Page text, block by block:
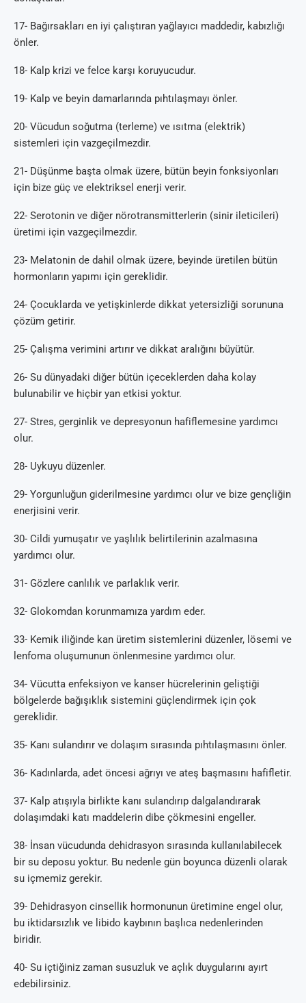
17- Bağırsakları en iyi çalıştıran yağlayıcı maddedir, kabızlığı
önler.
18- Kalp krizi ve felce karşı koruyucudur.
19- Kalp ve beyin damarlarında pıhtılaşmayı önler.
20- Vücudun soğutma (terleme) ve ısıtma (elektrik)
sistemleri için vazgeçilmezdir.
21- Düşünme başta olmak üzere, bütün beyin fonksiyonları
için bize güç ve elektriksel enerji verir.
22- Serotonin ve diğer nörotransmitterlerin (sinir ileticileri)
üretimi için vazgeçilmezdir.
23- Melatonin de dahil olmak üzere, beyinde üretilen bütün
hormonların yapımı için gereklidir.
24- Çocuklarda ve yetişkinlerde dikkat yetersizliği sorununa
çözüm getirir.
25- Çalışma verimini artırır ve dikkat aralığını büyütür.
26- Su dünyadaki diğer bütün içeceklerden daha kolay
bulunabilir ve hiçbir yan etkisi yoktur.
27- Stres, gerginlik ve depresyonun hafiflemesine yardımcı
olur.
28- Uykuyu düzenler.
29- Yorgunluğun giderilmesine yardımcı olur ve bize gençliğin
enerjisini verir.
30- Cildi yumuşatır ve yaşlılık belirtilerinin azalmasına
yardımcı olur.
31- Gözlere canlılık ve parlaklık verir.
32- Glokomdan korunmamıza yardım eder.
33- Kemik iliğinde kan üretim sistemlerini düzenler, lösemi ve
lenfoma oluşumunun önlenmesine yardımcı olur.
34- Vücutta enfeksiyon ve kanser hücrelerinin geliştiği
bölgelerde bağışıklık sistemini güçlendirmek için çok
gereklidir.
35- Kanı sulandırır ve dolaşım sırasında pıhtılaşmasını önler.
36- Kadınlarda, adet öncesi ağrıyı ve ateş başmasını hafifletir.
37- Kalp atışıyla birlikte kanı sulandırıp dalgalandırarak
dolaşımdaki katı maddelerin dibe çökmesini engeller.
38- İnsan vücudunda dehidrasyon sırasında kullanılabilecek
bir su deposu yoktur. Bu nedenle gün boyunca düzenli olarak
su içmemiz gerekir.
39- Dehidrasyon cinsellik hormonunun üretimine engel olur,
bu iktidarsızlık ve libido kaybının başlıca nedenlerinden
biridir.
40- Su içtiğiniz zaman susuzluk ve açlık duygularını ayırt
edebilirsiniz.